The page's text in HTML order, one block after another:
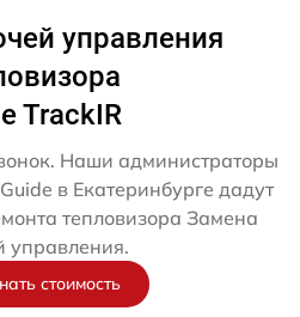
управления
TrackIR
Наши администраторы
в Екатеринбурге дадут
тепловизора Замена
управления.
стоимость